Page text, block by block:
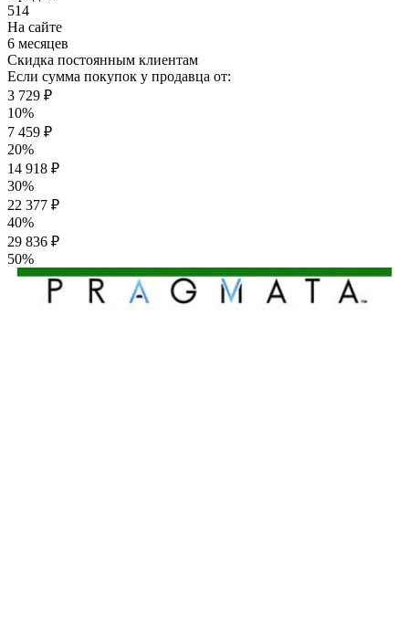
514
На сайте
6 месяцев
Скидка постоянным клиентам
Если сумма покупок у продавца от:
3 729 ₽
10%
7 459 ₽
20%
14 918 ₽
30%
22 377 ₽
40%
29 836 ₽
50%